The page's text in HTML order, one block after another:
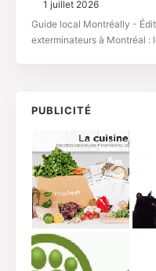
1 juillet 2026
Guide local Montréally -
exterminateurs à Montréal :
PUBLICITÉ